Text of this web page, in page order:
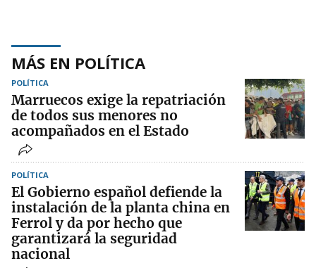
MÁS EN POLÍTICA
POLÍTICA
Marruecos exige la repatriación
de todos sus menores no
acompañados en el Estado
POLÍTICA
El Gobierno español defiende la
instalación de la planta china en
Ferrol y da por hecho que
garantizará la seguridad
nacional